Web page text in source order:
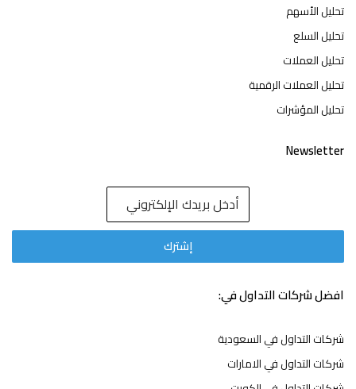
تحليل الأسهم
تحليل السلع
تحليل العملات
تحليل العملات الرقمية
تحليل المؤشرات
Newsletter
افضل شركات التداول في:
شركات التداول في السعودية
شركات التداول في الامارات